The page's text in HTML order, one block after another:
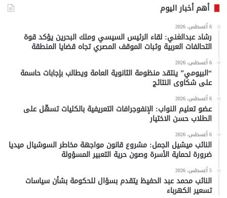
أهم أخبار اليوم
6 أغسطس، 2026
رشاد عبدالغني: لقاء الرئيس السيسي وملك البحرين يؤكد قوة
التحالفات العربية وثبات الموقف المصري تجاه قضايا المنطقة
6 أغسطس، 2026
“البيومي” ينتقد منظومة الثانوية العامة ويطالب بإجابات حاسمة
على شكاوى النتائج
6 أغسطس، 2026
عضو تعليم النواب: الإنفوجرافات التعريفية بالكليات تسهّل على
الطلاب حسن الاختيار
6 أغسطس، 2026
النائب ميشيل الجمل: مشروع قانون مواجهة مخاطر السوشيال ميديا
ضرورة لحماية الأسرة وصون حرية التعبير المسؤولة
5 أغسطس، 2026
النائب محمد عبد الحفيظ يتقدم بسؤال للحكومة بشأن سياسات
تسعير الكهرباء